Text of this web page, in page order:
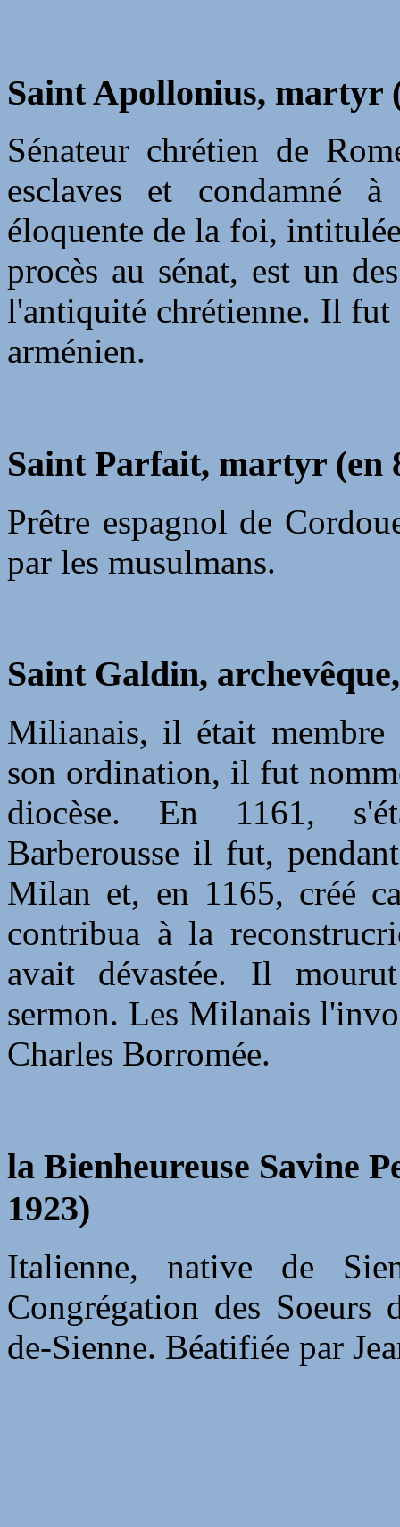
Saint Apollonius, martyr
Sénateur chrétien de
esclaves et condamné
éloquente de la foi,
procès au sénat, est un
l'antiquité chrétienne. Il fut
arménien.
Saint Parfait, martyr (en
Prêtre espagnol de
par les musulmans.
Saint Galdin,
Milianais, il était
son ordination, il fut
diocèse. En 1161,
Barberousse il fut,
Milan et, en 1165, créé
contribua à la
avait dévastée. Il
sermon. Les Milanais
Charles Borromée.
la Bienheureuse Savine
1923)
Italienne, native de
Congrégation des Soeurs
de-Sienne. Béatifiée par